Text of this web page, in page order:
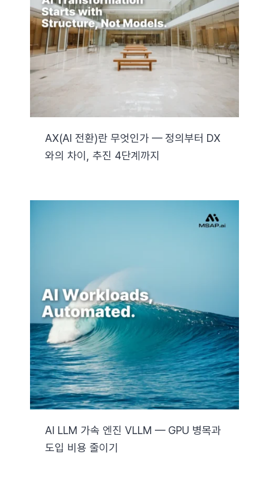
AX(AI 전환)란 무엇인가 — 정의부터 DX
와의 차이, 추진 4단계까지
AI LLM 가속 엔진 VLLM — GPU 병목과
도입 비용 줄이기